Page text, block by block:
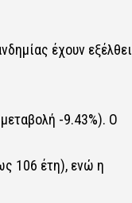
έχουν εξέλθει
-9.43%). Ο
106 έτη), ενώ η